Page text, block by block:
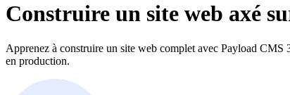
Construire un site web axé
Apprenez à construire un site web complet avec Payload
en production.